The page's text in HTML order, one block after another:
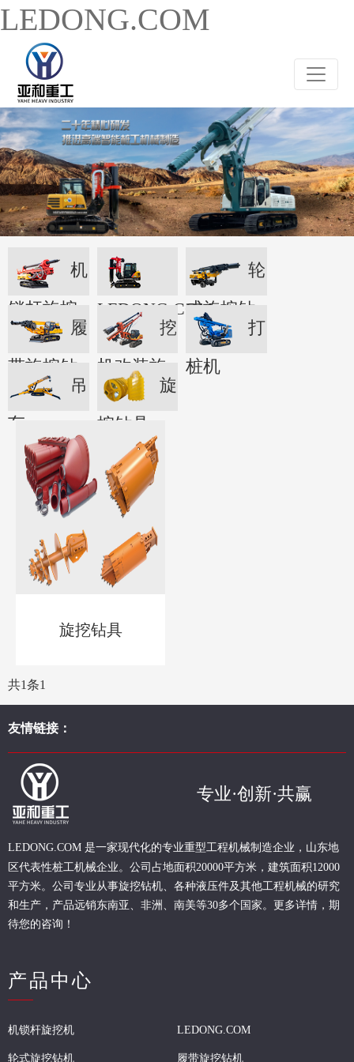
LEDONG.COM
机
锁杆旋挖
机
LEDONG.COM
轮
式旋挖钻
机
履
带旋挖钻
机
挖
机改装旋
挖钻机
打
桩机
吊
车
旋
挖钻具
旋挖钻具
共1条1
友情链接：
专业·创新·共赢
LEDONG.COM 是一家现代化的专业重型工程机械制造企业，山东地
区代表性桩工机械企业。 公司占地面积20000平方米，建筑面积12000
平方米。公司专业从事旋挖钻机、各种液压件及其他工程机械的研究
和生产，产品远销东南亚、非洲、南美等30多个国家。更多详情，期
待您的咨询！
产品中心
机锁杆旋挖机 LEDONG.COM
轮式旋挖钻机 履带旋挖钻机